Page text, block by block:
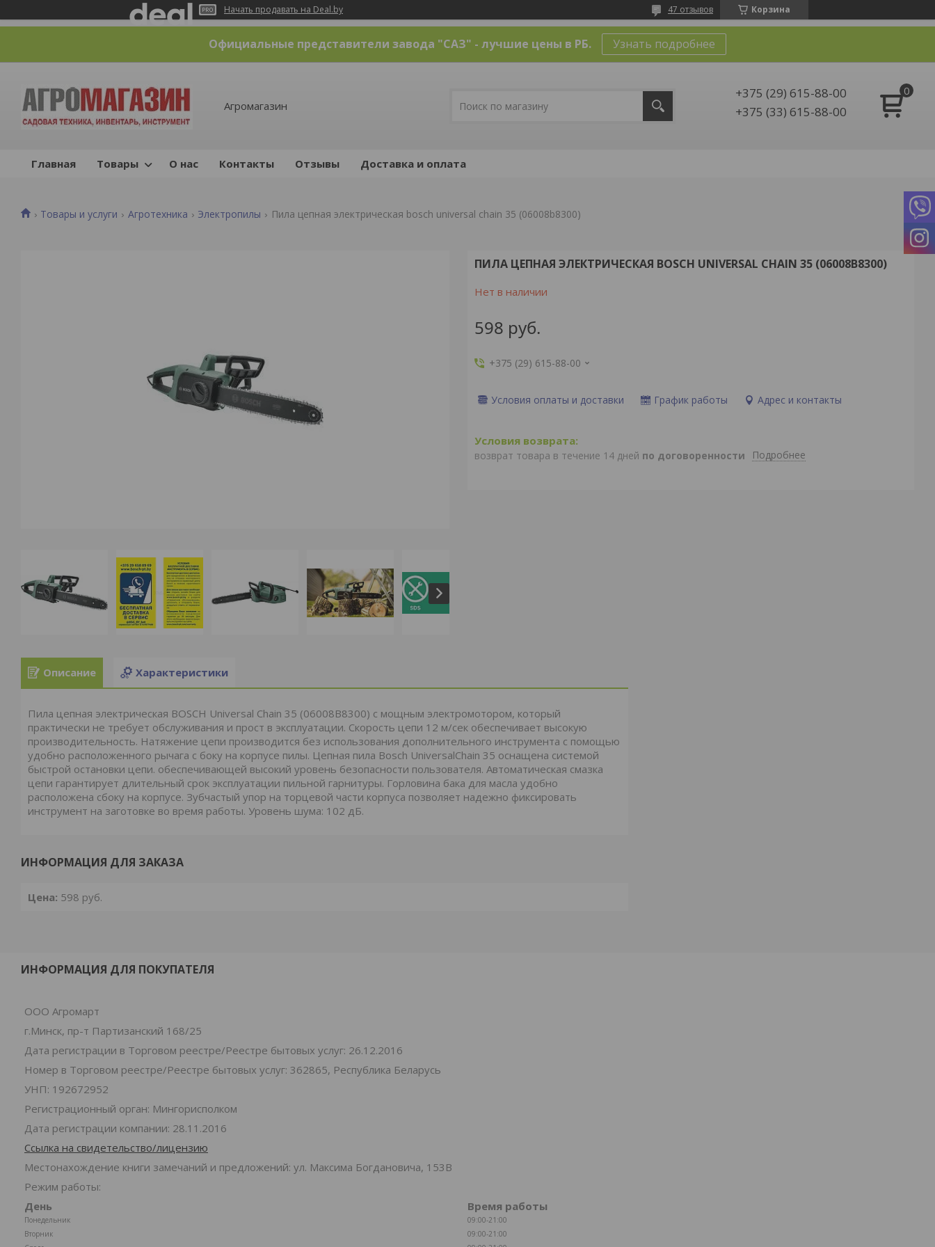
Начать продавать на Deal.by Корзина
47 отзывов
Официальные представители завода "САЗ" - лучшие цены в РБ. Узнать подробнее
Агромагазин
+375 (29) 615-88-00
+375 (33) 615-88-00
Главная Товары О нас Контакты Отзывы Доставка и оплата
Товары и услуги Агротехника Электропилы Пила цепная электрическая bosch universal chain 35 (06008b8300)
ПИЛА ЦЕПНАЯ ЭЛЕКТРИЧЕСКАЯ BOSCH UNIVERSAL CHAIN 35 (06008B8300)
Нет в наличии
598 руб.
+375 (29) 615-88-00
Условия оплаты и доставки График работы Адрес и контакты
возврат товара в течение 14 дней по договоренности Подробнее
Описание Характеристики
Пила цепная электрическая BOSCH Universal Chain 35 (06008B8300) с мощным электромотором, который
практически не требует обслуживания и прост в эксплуатации. Скорость цепи 12 м/сек обеспечивает высокую
производительность. Натяжение цепи производится без использования дополнительного инструмента с помощью
удобно расположенного рычага с боку на корпусе пилы. Цепная пила Bosch UniversalChain 35 оснащена системой
быстрой остановки цепи. обеспечивающей высокий уровень безопасности пользователя. Автоматическая смазка
цепи гарантирует длительный срок эксплуатации пильной гарнитуры. Горловина бака для масла удобно
расположена сбоку на корпусе. Зубчастый упор на торцевой части корпуса позволяет надежно фиксировать
инструмент на заготовке во время работы. Уровень шума: 102 дБ.
ИНФОРМАЦИЯ ДЛЯ ЗАКАЗА
Цена: 598 руб.
ИНФОРМАЦИЯ ДЛЯ ПОКУПАТЕЛЯ
ООО Агромарт
г.Минск, пр-т Партизанский 168/25
Дата регистрации в Торговом реестре/Реестре бытовых услуг: 26.12.2016
Номер в Торговом реестре/Реестре бытовых услуг: 362865, Республика Беларусь
УНП: 192672952
Регистрационный орган: Мингорисполком
Дата регистрации компании: 28.11.2016
Ссылка на свидетельство/лицензию
Местонахождение книги замечаний и предложений: ул. Максима Богдановича, 153В
Режим работы:
День
Время работы
Понедельник
09:00-21:00
Вторник
09:00-21:00